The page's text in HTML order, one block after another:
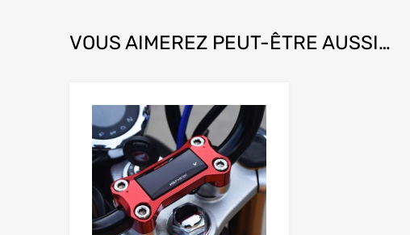
VOUS AIMEREZ PEUT-ÊTRE AUSSI…